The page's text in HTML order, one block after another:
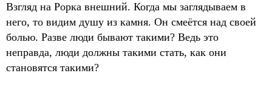
Взгляд на Рорка внешний. Когда мы заглядываем в
него, то видим душу из камня. Он смеётся над своей
болью. Разве люди бывают такими? Ведь это
неправда, люди должны такими стать, как они
становятся такими?